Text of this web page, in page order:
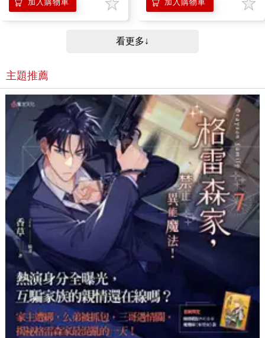
加入購物車 加入購物車
看更多↓
主題推薦